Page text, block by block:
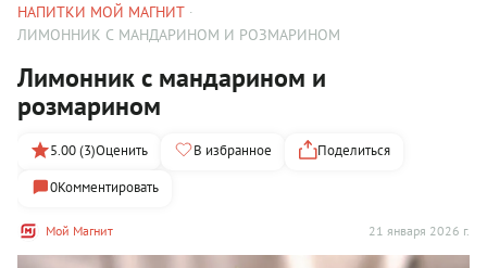
НАПИТКИ МОЙ МАГНИТ
ЛИМОННИК С МАНДАРИНОМ И РОЗМАРИНОМ
Лимонник с мандарином и
розмарином
Мой Магнит 21 января 2026 г.
5.00 (3)Оценить В избранное
Поделиться
0Комментировать